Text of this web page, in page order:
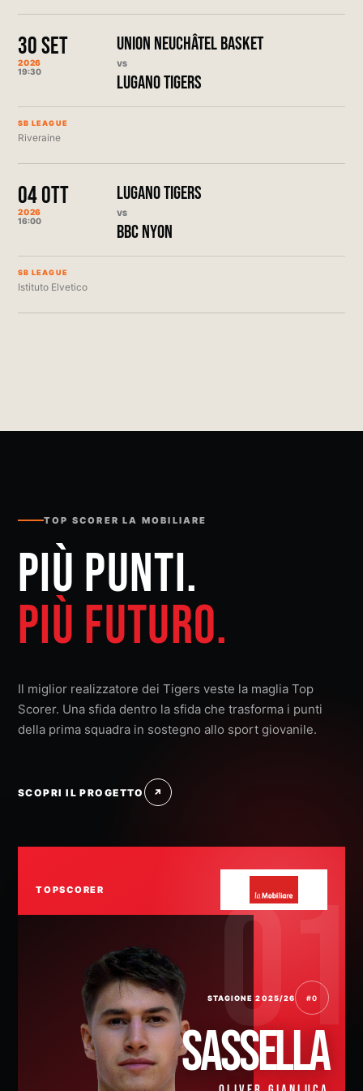
30 SET
2026
19:30
UNION NEUCHÂTEL BASKET
VS
LUGANO TIGERS
SB LEAGUE
Riveraine
04 OTT
2026
16:00
LUGANO TIGERS
VS
BBC NYON
SB LEAGUE
Istituto Elvetico
TOP SCORER LA MOBILIARE
PIÙ PUNTI.
PIÙ FUTURO.
Il miglior realizzatore dei Tigers veste la maglia Top
Scorer. Una sfida dentro la sfida che trasforma i punti
della prima squadra in sostegno allo sport giovanile.
SCOPRI IL PROGETTO ↗
TOPSCORER
STAGIONE 2025/26 #0
SASSELLA